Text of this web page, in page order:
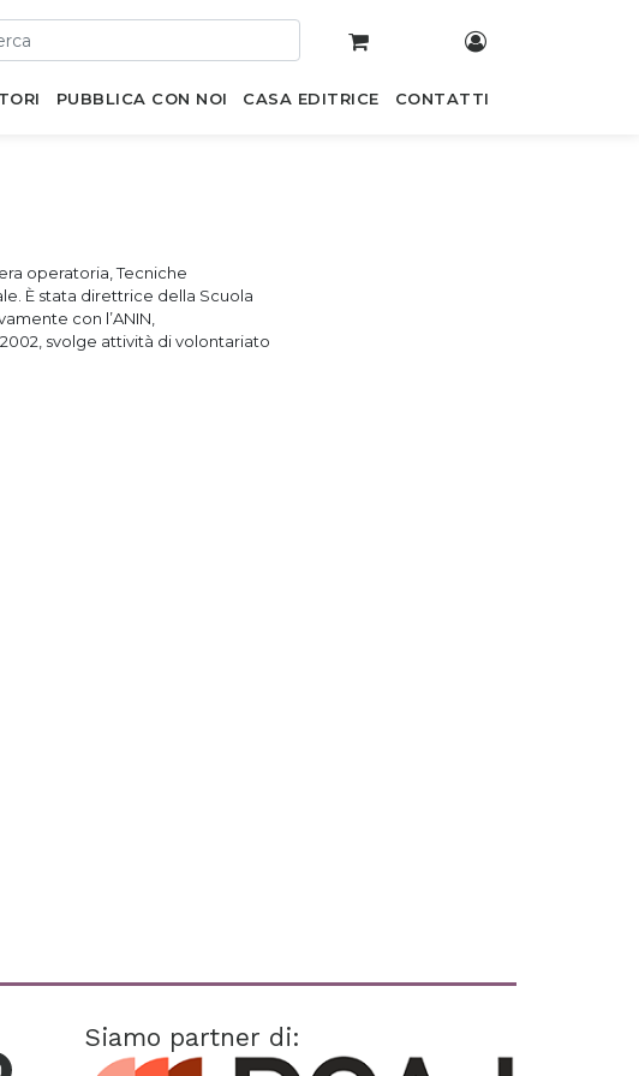
PUBBLICA CON NOI CASA EDITRICE CONTATTI
operatoria, Tecniche
È stata direttrice della Scuola
con l’ANIN,
svolge attività di volontariato
Siamo partner di: